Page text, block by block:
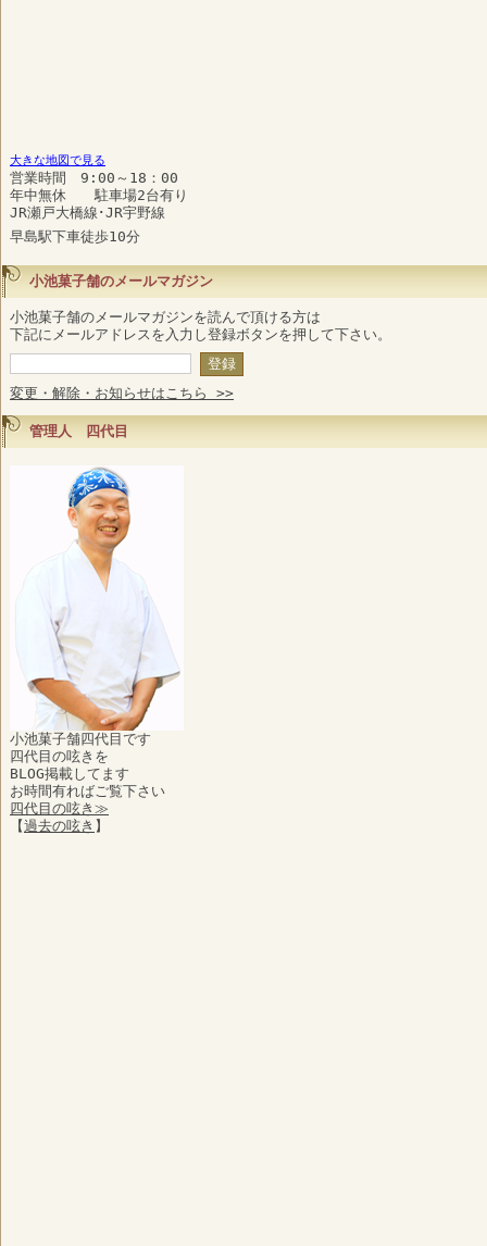
大きな地図で見る
営業時間 9:00～18：00
年中無休 駐車場2台有り
JR瀬戸大橋線･JR宇野線
早島駅下車徒歩10分
小池菓子舗のメールマガジン
小池菓子舗のメールマガジンを読んで頂ける方は
下記にメールアドレスを入力し登録ボタンを押して下さい。
変更・解除・お知らせはこちら >>
管理人 四代目
小池菓子舗四代目です
四代目の呟きを
BLOG掲載してます
お時間有ればご覧下さい
四代目の呟き≫
【過去の呟き 】